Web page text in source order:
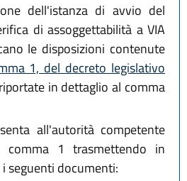
dell'istanza di avvio del
di assoggettabilità a VIA
le disposizioni contenute
1, del decreto legislativo
riportate in dettaglio al comma
all'autorità competente
1 trasmettendo in
seguenti documenti: